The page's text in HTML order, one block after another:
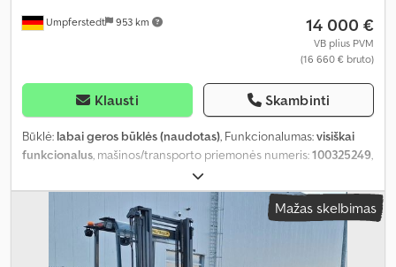
Umpferstedt 953 km 14 000 €
VB plius PVM
(16 660 € bruto)
Klausti Skambinti
Būklė: labai geros būklės (naudotas), Funkcionalumas:visiškai
funkcionalus , mašinos/transporto priemonės numeris:100325249
, veikimo valandos:
2 500 kg, kuro tipas:dyzelinas, stiebo tipas:teleskopinis, galia:
, variklių gamintojas: Lombardini, pavaros tipas:
automatinis, padang padangų: 60 procentas
, Priekinės padangos
pneumatinės padangos (užpildytos oru)
Mažas skelbimas